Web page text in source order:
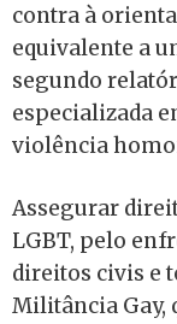
contra à
equivalente a
segundo
especializada
violência
Assegurar
LGBT, pelo
direitos civis e
Militância Gay,